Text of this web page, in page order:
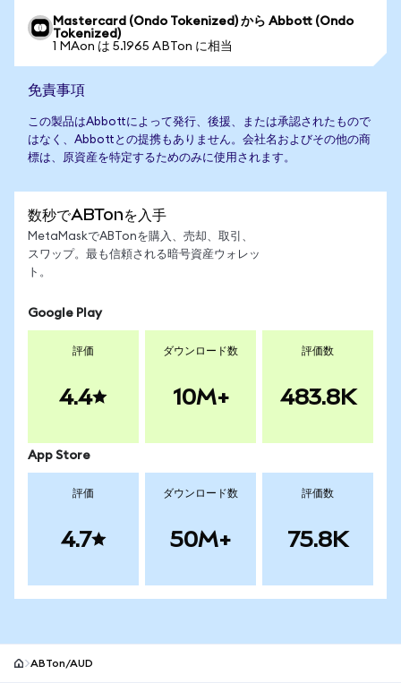
Mastercard (Ondo Tokenized) から Abbott (Ondo
Tokenized)
1 MAon は 5.1965 ABTon に相当
免責事項
この製品はAbbottによって発行、後援、または承認されたもので
はなく、Abbottとの提携もありません。会社名およびその他の商
標は、原資産を特定するためのみに使用されます。
数秒でABTonを入手
MetaMaskでABTonを購入、売却、取引、
スワップ。最も信頼される暗号資産ウォレッ
ト。
Google Play
評価
4.4
ダウンロード数
10M+
評価数
483.8K
App Store
評価
4.7
ダウンロード数
50M+
評価数
75.8K
ABTon/AUD